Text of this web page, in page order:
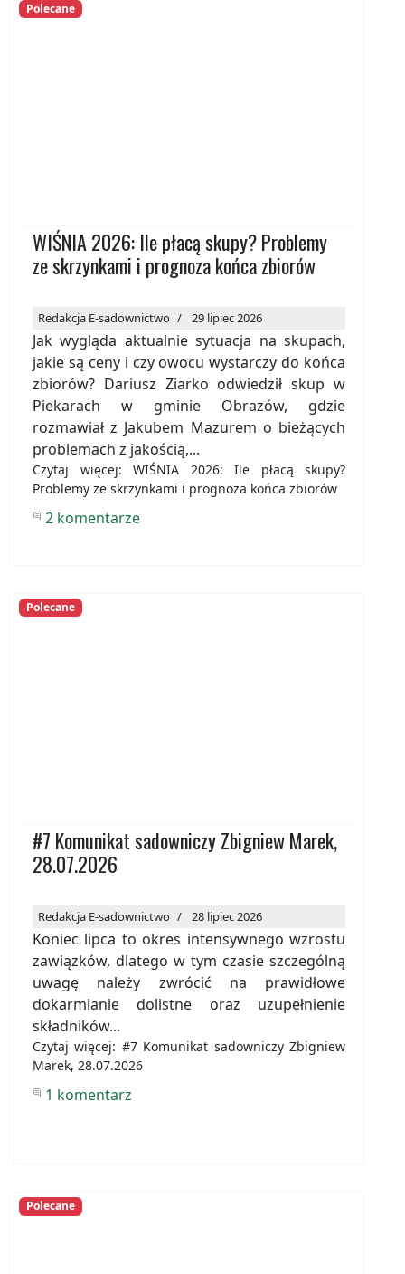
Polecane
WIŚNIA 2026: Ile płacą skupy? Problemy
ze skrzynkami i prognoza końca zbiorów
Redakcja E-sadownictwo 29 lipiec 2026
Jak wygląda aktualnie sytuacja na skupach,
jakie są ceny i czy owocu wystarczy do końca
zbiorów? Dariusz Ziarko odwiedził skup w
Piekarach w gminie Obrazów, gdzie
rozmawiał z Jakubem Mazurem o bieżących
problemach z jakością,...
Czytaj więcej: WIŚNIA 2026: Ile płacą skupy?
Problemy ze skrzynkami i prognoza końca zbiorów
2 komentarze
Polecane
#7 Komunikat sadowniczy Zbigniew Marek,
28.07.2026
Redakcja E-sadownictwo 28 lipiec 2026
Koniec lipca to okres intensywnego wzrostu
zawiązków, dlatego w tym czasie szczególną
uwagę należy zwrócić na prawidłowe
dokarmianie dolistne oraz uzupełnienie
składników...
Czytaj więcej: #7 Komunikat sadowniczy Zbigniew
Marek, 28.07.2026
1 komentarz
Polecane